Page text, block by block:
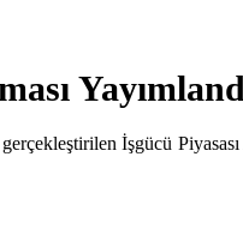
İşgücü Piyasası